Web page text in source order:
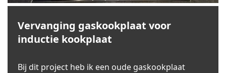
Vervanging gaskookplaat voor
inductie kookplaat
Bij dit project heb ik een oude gaskookplaat